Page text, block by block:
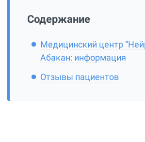
Содержание
Медицинский центр
Абакан: информация
Отзывы пациентов